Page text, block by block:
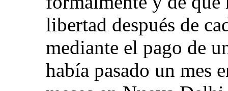
libertad después de
mediante el pago de
había pasado un mes